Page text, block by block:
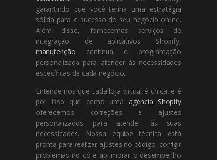
garantindo que você tenha uma estratégia
sólida para o sucesso do seu negócio online.
Além disso, fornecemos serviços de
integração de aplicativos Shopify,
manutenção contínua e programação
personalizada para atender às necessidades
específicas de cada negócio.
Entendemos que cada loja virtual é única, e é
por isso que como uma agência Shopify
oferecemos correções e ajustes
personalizados para atender às suas
necessidades. Nossa equipe técnica está
pronta para realizar ajustes no código, corrigir
problemas no có e aprimorar o desempenho